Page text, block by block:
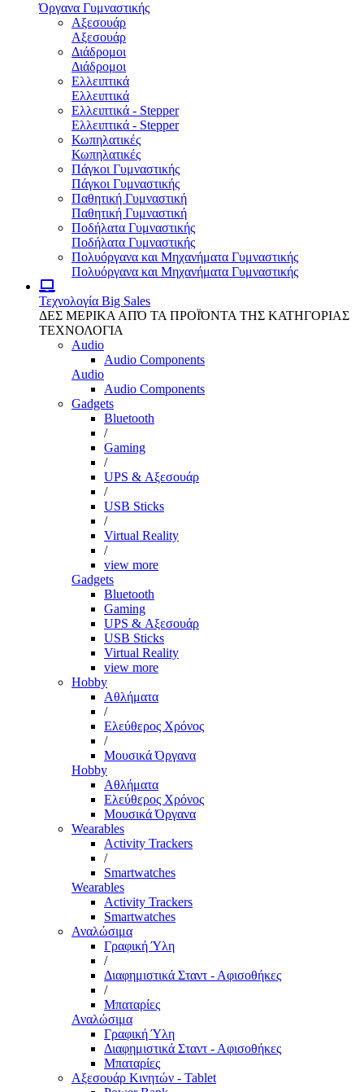
Όργανα Γυμναστικής
Αξεσουάρ
Αξεσουάρ
Διάδρομοι
Διάδρομοι
Ελλειπτικά
Ελλειπτικά
Ελλειπτικά - Stepper
Ελλειπτικά - Stepper
Κωπηλατικές
Κωπηλατικές
Πάγκοι Γυμναστικής
Πάγκοι Γυμναστικής
Παθητική Γυμναστική
Παθητική Γυμναστική
Ποδήλατα Γυμναστικής
Ποδήλατα Γυμναστικής
Πολυόργανα και Μηχανήματα Γυμναστικής
Πολυόργανα και Μηχανήματα Γυμναστικής
Τεχνολογία Big Sales
ΔΕΣ ΜΕΡΙΚΑ ΑΠΌ ΤΑ ΠΡΟΪΌΝΤΑ ΤΗΣ ΚΑΤΗΓΟΡΙΑΣ
ΤΕΧΝΟΛΟΓΙΑ
Audio
Audio Components
Audio
Audio Components
Gadgets
Bluetooth
/
Gaming
/
UPS & Αξεσουάρ
/
USB Sticks
/
Virtual Reality
/
view more
Gadgets
Bluetooth
Gaming
UPS & Αξεσουάρ
USB Sticks
Virtual Reality
view more
Hobby
Αθλήματα
/
Ελεύθερος Χρόνος
/
Μουσικά Όργανα
Hobby
Αθλήματα
Ελεύθερος Χρόνος
Μουσικά Όργανα
Wearables
Activity Trackers
/
Smartwatches
Wearables
Activity Trackers
Smartwatches
Αναλώσιμα
Γραφική Ύλη
/
Διαφημιστικά Σταντ - Αφισοθήκες
/
Μπαταρίες
Αναλώσιμα
Γραφική Ύλη
Διαφημιστικά Σταντ - Αφισοθήκες
Μπαταρίες
Αξεσουάρ Κινητών - Tablet